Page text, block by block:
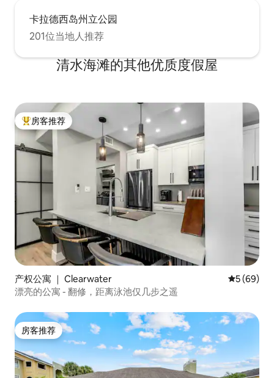
卡拉德西岛州立公园
201位当地人推荐
清水海滩的其他优质度假屋
热门「房客推荐」
房客推荐
产权公寓 ｜ Clearwater 平均评分
5 (69)
漂亮的公寓 - 翻修，距离泳池仅几步之遥
房客推荐
房客推荐